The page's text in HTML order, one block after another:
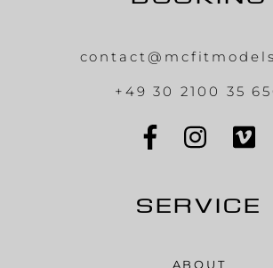
+49 30 2100 35
SERVICE
ABOUT